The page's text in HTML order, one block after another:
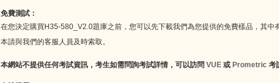
免費測試：
在您決定購買H35-580_V2.0題庫之前，您可以先下載我們為您提供的免費樣品，其中
本請與我們的客服人員及時索取。
本網站不提供任何考試資訊，考生如需問詢考試詳情，可以訪問 VUE 或 Prometric 考